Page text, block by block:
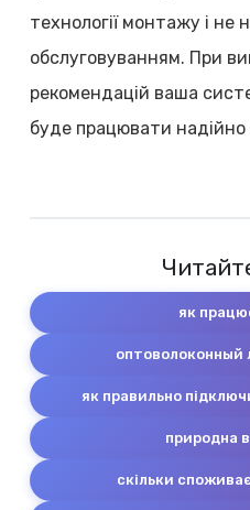
технології монтажу і не
обслуговуванням. При
рекомендацій ваша
буде працювати надійно
як
оптоволоконный
як правильно
природна
скільки